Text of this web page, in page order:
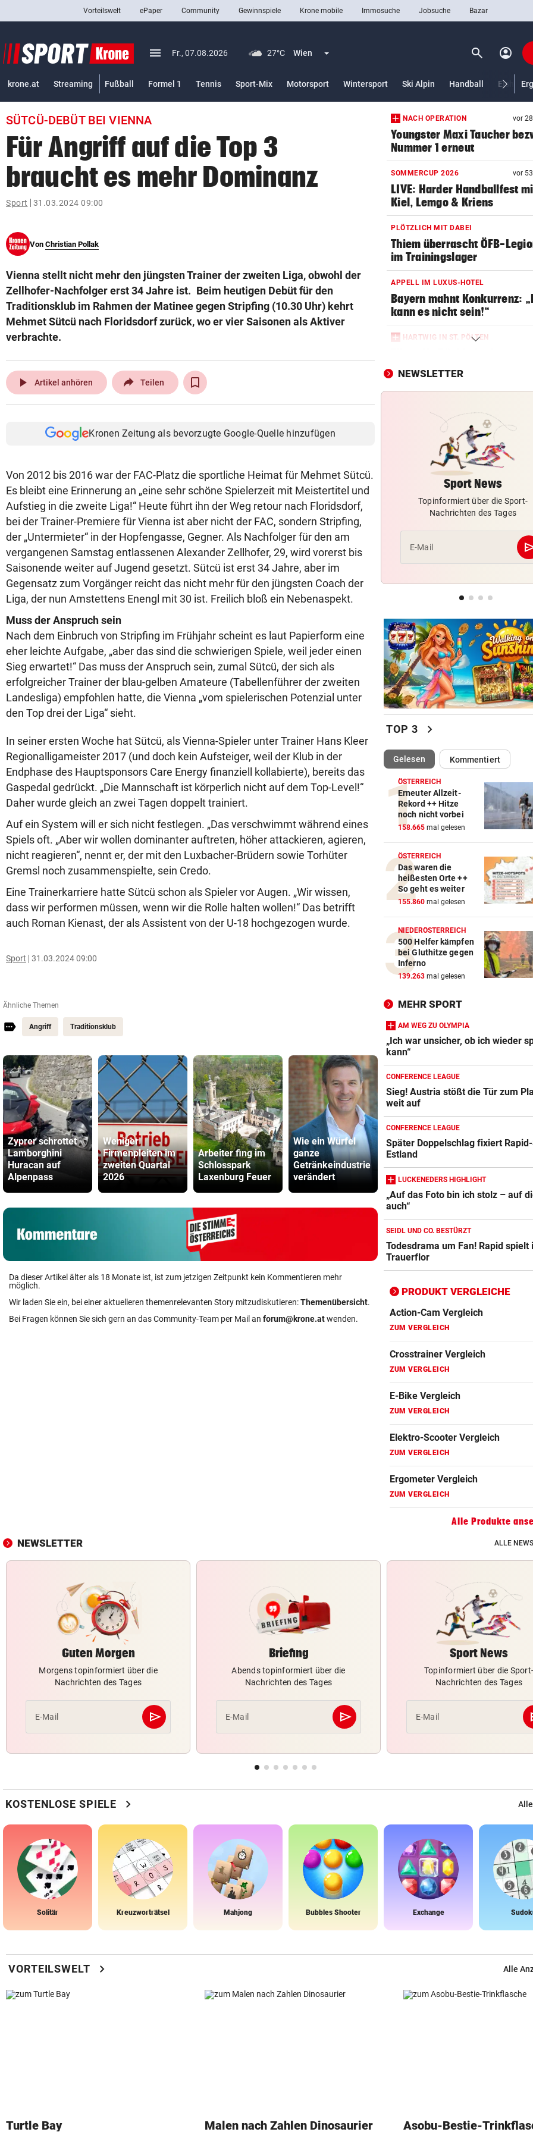
closeSchließen
Abonnieren
pin_drop
bookmark
search
Suchbegriff
© Krone Multimedia GmbH & Co KG 2026
Muthgasse 2, 1190 Wien
Vorteilswelt ePaper Community Gewinnspiele Krone mobile Immosuche Jobsuche Bazar
menu Menü aufklappen
Fr., 07.08.2026 27°C Wien Menü aufklappen search Suchen
account_circle
krone.at Streaming Fußball Formel 1 Tennis Sport-Mix Motorsport Wintersport Ski Alpin Handball
SÜTCÜ-DEBÜT BEI VIENNA
Für Angriff auf die Top 3
braucht es mehr Dominanz
Sport 31.03.2024 09:00
Von Christian Pollak
Vienna stellt nicht mehr den jüngsten Trainer der zweiten Liga, obwohl der
Zellhofer-Nachfolger erst 34 Jahre ist. Beim heutigen Debüt für den
Traditionsklub im Rahmen der Matinee gegen Stripfing (10.30 Uhr) kehrt
Mehmet Sütcü nach Floridsdorf zurück, wo er vier Saisonen als Aktiver
verbrachte.
play_arrow Artikel anhören Teilen
Kronen Zeitung als bevorzugte Google-Quelle hinzufügen
Von 2012 bis 2016 war der FAC-Platz die sportliche Heimat für Mehmet Sütcü.
Es bleibt eine Erinnerung an „eine sehr schöne Spielerzeit mit Meistertitel und
Aufstieg in die zweite Liga!“ Heute führt ihn der Weg retour nach Floridsdorf,
bei der Trainer-Premiere für Vienna ist aber nicht der FAC, sondern Stripfing,
der „Untermieter“ in der Hopfengasse, Gegner. Als Nachfolger für den am
vergangenen Samstag entlassenen Alexander Zellhofer, 29, wird vorerst bis
Saisonende weiter auf Jugend gesetzt. Sütcü ist erst 34 Jahre, aber im
Gegensatz zum Vorgänger reicht das nicht mehr für den jüngsten Coach der
Liga, der nun Amstettens Enengl mit 30 ist. Freilich bloß ein Nebenaspekt.
Muss der Anspruch sein
Nach dem Einbruch von Stripfing im Frühjahr scheint es laut Papierform eine
eher leichte Aufgabe, „aber das sind die schwierigen Spiele, weil jeder einen
Sieg erwartet!“ Das muss der Anspruch sein, zumal Sütcü, der sich als
erfolgreicher Trainer der blau-gelben Amateure (Tabellenführer der zweiten
Landesliga) empfohlen hatte, die Vienna „vom spielerischen Potenzial unter
den Top drei der Liga“ sieht.
In seiner ersten Woche hat Sütcü, als Vienna-Spieler unter Trainer Hans Kleer
Regionalligameister 2017 (und doch kein Aufsteiger, weil der Klub in der
Endphase des Hauptsponsors Care Energy finanziell kollabierte), bereits das
Gaspedal gedrückt. „Die Mannschaft ist körperlich nicht auf dem Top-Level!“
Daher wurde gleich an zwei Tagen doppelt trainiert.
Auf ein System will er sich nicht festlegen. „Das verschwimmt während eines
Spiels oft. „Aber wir wollen dominanter auftreten, höher attackieren, agieren,
nicht reagieren“, nennt er, der mit den Luxbacher-Brüdern sowie Torhüter
Gremsl noch zusammenspielte, sein Credo.
Eine Trainerkarriere hatte Sütcü schon als Spieler vor Augen. „Wir wissen,
dass wir performen müssen, wenn wir die Rolle halten wollen!“ Das betrifft
auch Roman Kienast, der als Assistent von der U-18 hochgezogen wurde.
Sport 31.03.2024 09:00
Ähnliche Themen
Angriff Traditionsklub
Zyprer schrottet
Lamborghini
Huracan auf
Alpenpass
Weniger
Firmenpleiten im
zweiten Quartal
2026
Arbeiter fing im
Schlosspark
Laxenburg Feuer
Wie ein Würfel
ganze
Getränkeindustrie
verändert
Waldbrand in
Göriach konnte
gelöscht werden
Kanzler
„Der Satz
falsch“
Da dieser Artikel älter als 18 Monate ist, ist zum jetzigen Zeitpunkt kein Kommentieren mehr
möglich.
Wir laden Sie ein, bei einer aktuelleren themenrelevanten Story mitzudiskutieren:Themenübersicht.
Bei Fragen können Sie sich gern an das Community-Team per Mail an forum@krone.atwenden.
NACH OPERATION vor
Youngster Maxi Taucher
Nummer 1 erneut
SOMMERCUP 2026 vor
LIVE: Harder Handballfest
Kiel, Lemgo & Kriens
PLÖTZLICH MIT DABEI
Thiem überrascht ÖFB-
im Trainingslager
APPELL IM LUXUS-HOTEL
Bayern mahnt Konkurrenz:
kann es nicht sein!“
HARTWIG IN ST. PÖLTEN
„Weltmeister-Sprosses“
GEGEN WATTENS
Schlüssel zum Erfolg
VORWÜRFE UND TRÄNEN
Ex-Weltmeisterin: „Dann
heute gelähmt!“
KÄRNTNERIN IN DEN USA
Kurios! WM-Starterin lernte
Youtube das Gehen
nicht mehr!“
Meister 99ers komplettiert
Abwehr-Puzzle
NEWSLETTER
Sport News
Topinformiert über die Sport-
Nachrichten des Tages
E-Mail
TOP 3 chevron_right
Gelesen(ausgewählt)Kommentiert
ÖSTERREICH
Erneuter Allzeit-
Rekord ++ Hitze
noch nicht vorbei
158.665 mal gelesen
ÖSTERREICH
Das waren die
heißesten Orte ++
So geht es weiter
155.860 mal gelesen
NIEDERÖSTERREICH
500 Helfer kämpfen
bei Gluthitze gegen
Inferno
139.263 mal gelesen
MEHR SPORT
AM WEG ZU OLYMPIA
„Ich war unsicher, ob ich wieder
kann“
CONFERENCE LEAGUE
Sieg! Austria stößt die Tür zum
weit auf
CONFERENCE LEAGUE
Später Doppelschlag fixiert
Estland
LUCKENEDERS HIGHLIGHT
„Auf das Foto bin ich stolz – auf
auch“
SEIDL UND CO. BESTÜRZT
Todesdrama um Fan! Rapid spielt
Trauerflor
PRODUKT VERGLEICHE
Action-Cam Vergleich
Crosstrainer Vergleich
E-Bike Vergleich
ZUM VERGLEICH
Elektro-Scooter Vergleich
ZUM VERGLEICH
Ergometer Vergleich
ZUM VERGLEICH
Fahrrad Test
ZUM VERGLEICH
Fahrradanhänger Vergleich
ZUM VERGLEICH
Faszienrolle Vergleich
ZUM VERGLEICH
Hoverboard Vergleich
ZUM VERGLEICH
Kinderfahrrad Vergleich
ZUM VERGLEICH
Alle Produkte
NEWSLETTER ALLE
Guten Morgen
Morgens topinformiert über die
Nachrichten des Tages
E-Mail send
Abschicken
Briefing
Abends topinformiert über die
Nachrichten des Tages
E-Mail send
Abschicken
Sport News
Topinformiert über die Sport-
Nachrichten des Tages
E-Mail
KOSTENLOSE SPIELE chevron_right
Solitär Kreuzworträtsel Mahjong Bubbles Shooter Exchange
VORTEILSWELT chevron_right Alle
Turtle Bay Malen nach Zahlen Dinosaurier Asobu-Bestie-